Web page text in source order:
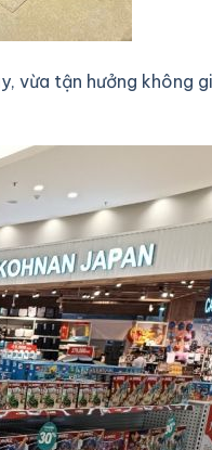
vừa tận hưởng không